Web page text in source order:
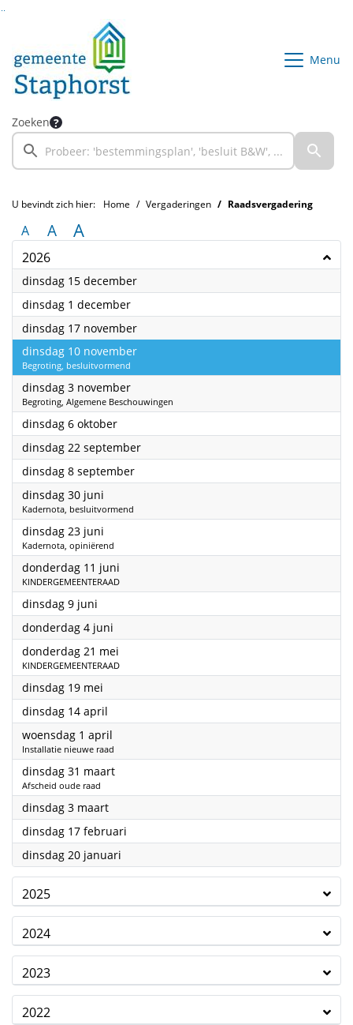
Ga naar de inhoud van deze pagina
Menu
Zoeken
U bevindt zich hier: Home Vergaderingen Raadsvergadering
A A A
2026
dinsdag 15 december2026
dinsdag 1 december2026
dinsdag 17 november2026
dinsdag 10 november2026
Begroting, besluitvormend
dinsdag 3 november2026
Begroting, Algemene Beschouwingen
dinsdag 6 oktober2026
dinsdag 22 september2026
dinsdag 8 september2026
dinsdag 30 juni
Kadernota, besluitvormend
dinsdag 23 juni
Kadernota, opiniërend
donderdag 11 juni
KINDERGEMEENTERAAD
dinsdag 9 juni
donderdag 4 juni
donderdag 21 mei
KINDERGEMEENTERAAD
dinsdag 19 mei
dinsdag 14 april
woensdag 1 april
Installatie nieuwe raad
dinsdag 31 maart2026
Afscheid oude raad
dinsdag 3 maart2026
dinsdag 17 februari
dinsdag 20 januari
2025
2024
2023
2022